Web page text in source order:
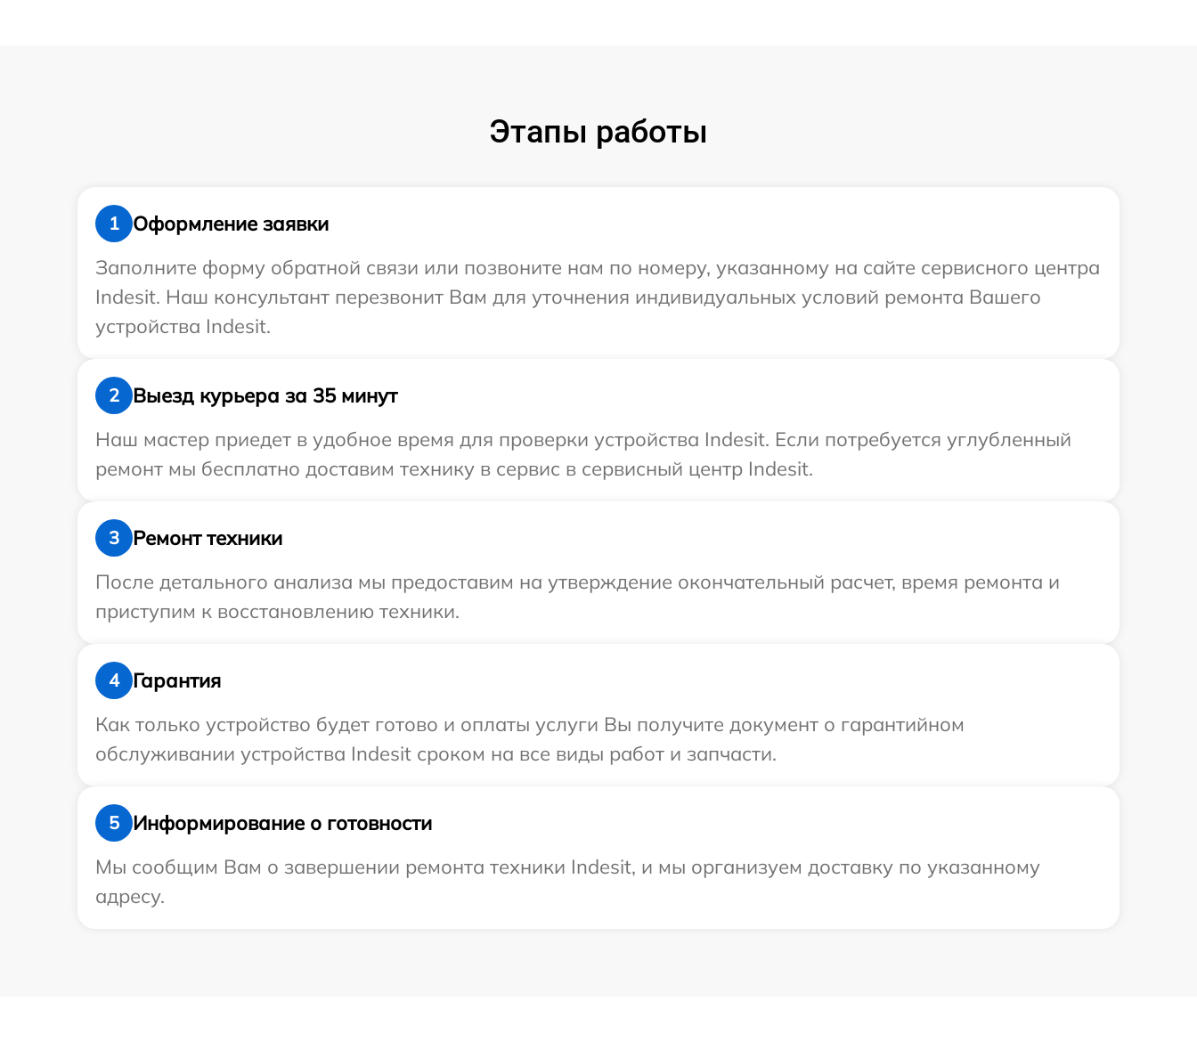
Этапы работы
1
Оформление заявки
Заполните форму обратной связи или позвоните нам по номеру, указанному на сайте сервисного центра
Indesit. Наш консультант перезвонит Вам для уточнения индивидуальных условий ремонта Вашего
устройства Indesit.
2
Выезд курьера за 35 минут
Наш мастер приедет в удобное время для проверки устройства Indesit. Если потребуется углубленный
ремонт мы бесплатно доставим технику в сервис в сервисный центр Indesit.
3
Ремонт техники
После детального анализа мы предоставим на утверждение окончательный расчет, время ремонта и
приступим к восстановлению техники.
4
Гарантия
Как только устройство будет готово и оплаты услуги Вы получите документ о гарантийном
обслуживании устройства Indesit сроком на все виды работ и запчасти.
5
Информирование о готовности
Мы сообщим Вам о завершении ремонта техники Indesit, и мы организуем доставку по указанному
адресу.